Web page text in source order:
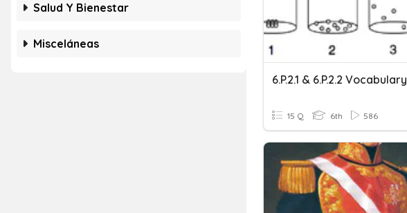
Salud Y Bienestar
Misceláneas
6.P.2.1 & 6.P.2.2 Vocabulary
15 Q 6th 586